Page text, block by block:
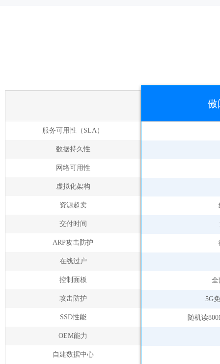
服务可用性（SLA）
数据持久性
网络可用性
虚拟化架构
资源超卖
交付时间
ARP攻击防护
在线过户
控制面板
攻击防护
SSD性能
OEM能力
自建数据中心
傲
全
5G
随机读